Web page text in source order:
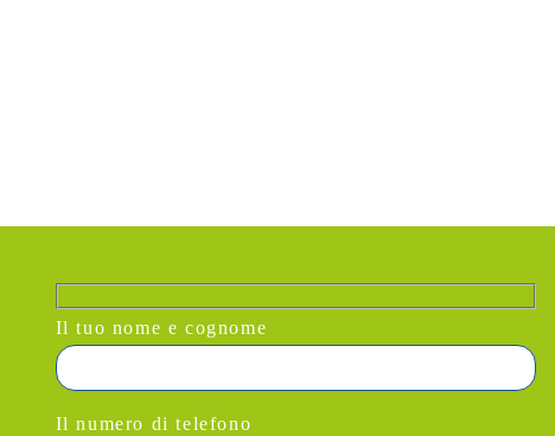
Il tuo nome e cognome
Il numero di telefono